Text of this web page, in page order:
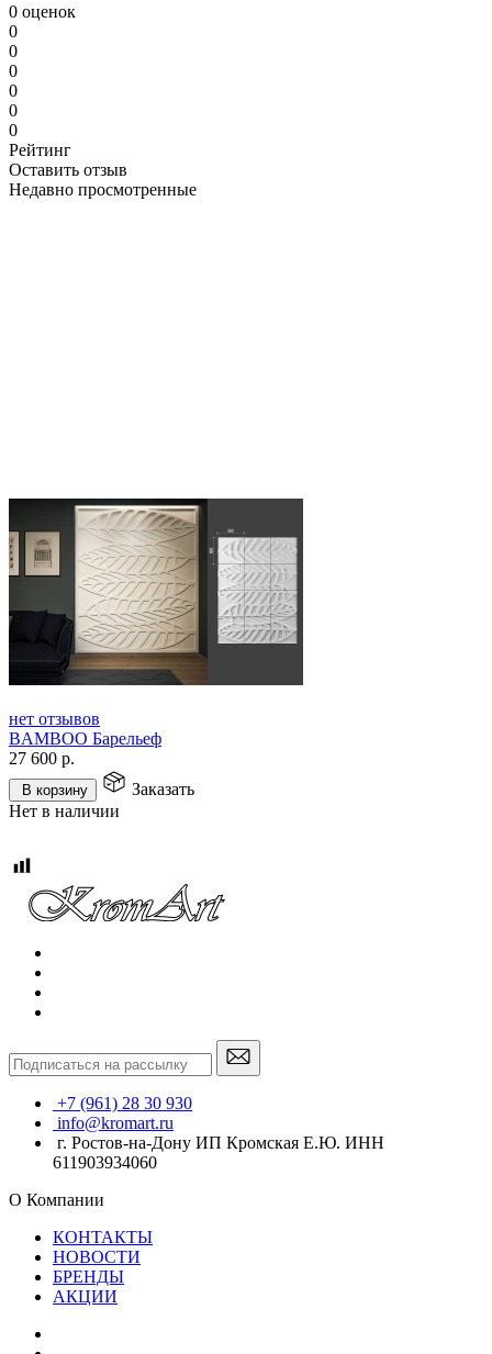
0 оценок
0
0
0
0
0
0
Рейтинг
Оставить отзыв
Недавно просмотренные
нет отзывов
BAMBOO Барельеф
27 600 р.
В корзину
Заказать
Нет в наличии
+7 (961) 28 30 930
info@kromart.ru
г. Ростов-на-Дону ИП Кромская Е.Ю. ИНН
611903934060
О Компании
КОНТАКТЫ
НОВОСТИ
БРЕНДЫ
АКЦИИ